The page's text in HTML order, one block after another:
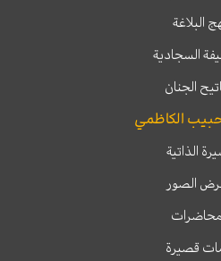
البلاغة
السجادية
الجنان
الكاظمي
الذاتية
الصور
قصيرة